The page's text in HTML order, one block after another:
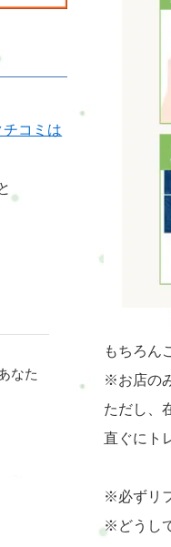
もちろん
※お店の
ただし、
直ぐにト
※必ずリ
※どうし
コミは
なた